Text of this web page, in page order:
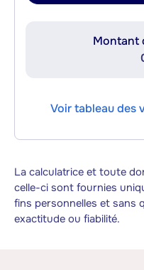
Montant
Voir tableau des
La calculatrice et toute
celle-ci sont fournies
fins personnelles et sans
exactitude ou fiabilité.